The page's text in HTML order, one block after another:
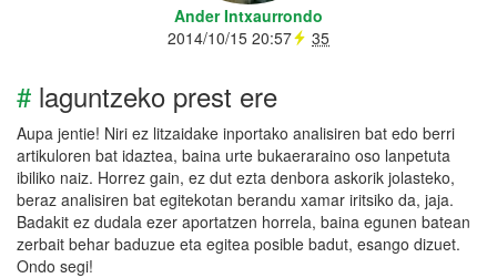
Ander Intxaurrondo
2014/10/15 20:57
35
# laguntzeko prest ere
Aupa jentie! Niri ez litzaidake inportako analisiren bat edo berri
artikuloren bat idaztea, baina urte bukaeraraino oso lanpetuta
ibiliko naiz. Horrez gain, ez dut ezta denbora askorik jolasteko,
beraz analisiren bat egitekotan berandu xamar iritsiko da, jaja.
Badakit ez dudala ezer aportatzen horrela, baina egunen batean
zerbait behar baduzue eta egitea posible badut, esango dizuet.
Ondo segi!